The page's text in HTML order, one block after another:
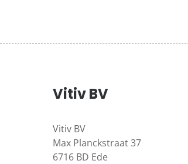
Vitiv BV
Vitiv BV
Max Planckstraat 37
6716 BD Ede